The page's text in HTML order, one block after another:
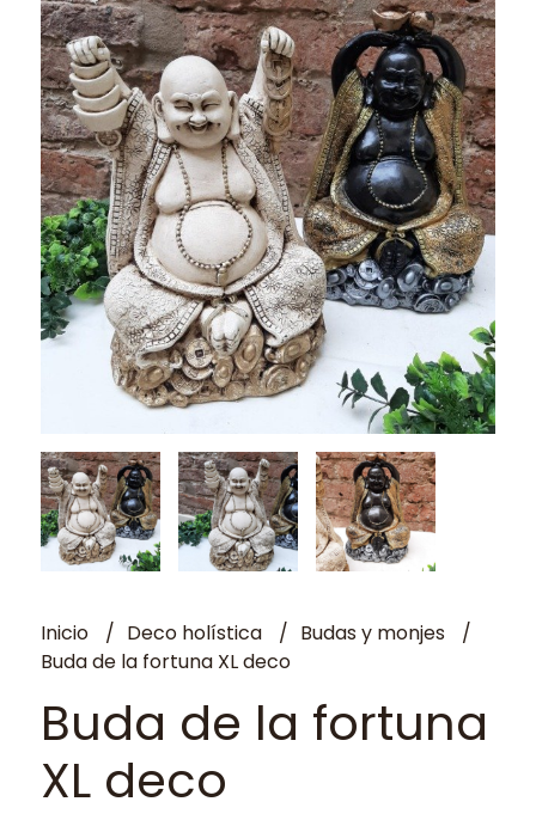
Inicio Deco holística
Budas y monjes
Buda de la fortuna XL deco
Buda de la fortuna
XL deco